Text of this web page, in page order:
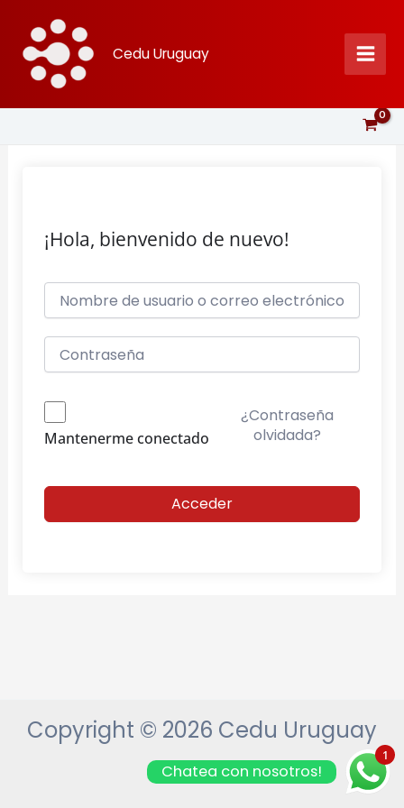
contenido
Cedu Uruguay
¡Hola, bienvenido de nuevo!
Mantenerme conectado
¿Contraseña
olvidada?
Acceder
Copyright © 2026 Cedu Uruguay
1
Chatea con nosotros!